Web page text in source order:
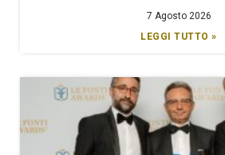
7 Agosto 2026
LEGGI TUTTO »